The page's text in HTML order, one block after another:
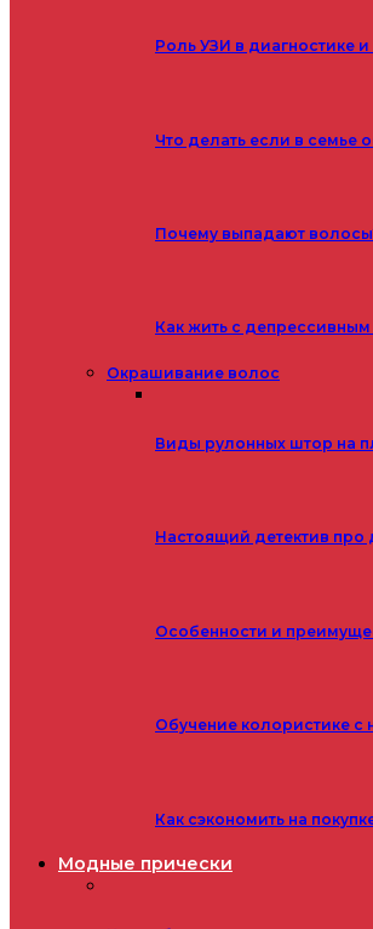
Роль УЗИ в диагностике
Что делать если в семье
Почему выпадают
Как жить с
Окрашивание волос
Виды рулонных штор на
Настоящий детектив про
Особенности и
Обучение колористике с
Как сэкономить на
Модные прически